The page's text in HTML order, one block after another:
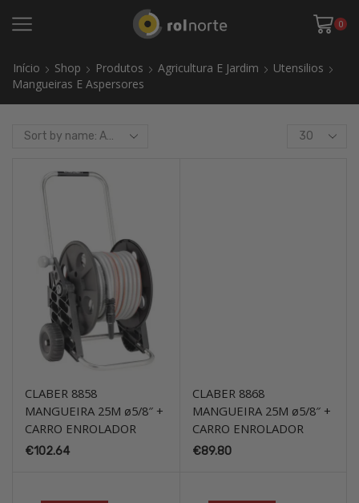
0
Início Shop Produtos Agricultura E Jardim
Utensilios
Mangueiras E Aspersores
Products
CLABER 8858
MANGUEIRA 25M ø5/8″ +
CARRO ENROLADOR
€102.64
CLABER 8868
MANGUEIRA 25M ø5/8″ +
CARRO ENROLADOR
€89.80